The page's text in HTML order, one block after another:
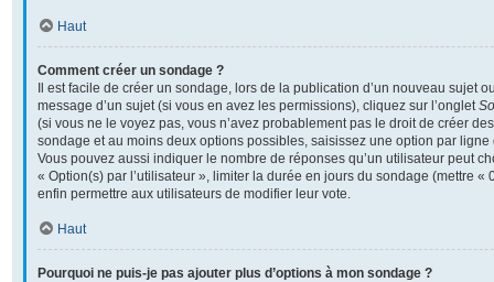
Haut
Comment créer un sondage ?
Il est facile de créer un sondage, lors de la publication d’un nouveau sujet
message d’un sujet (si vous en avez les permissions), cliquez sur l’onglet
(si vous ne le voyez pas, vous n’avez probablement pas le droit de créer
sondage et au moins deux options possibles, saisissez une option par
Vous pouvez aussi indiquer le nombre de réponses qu’un utilisateur peut
« Option(s) par l’utilisateur », limiter la durée en jours du sondage (mettre «
enfin permettre aux utilisateurs de modifier leur vote.
Haut
Pourquoi ne puis-je pas ajouter plus d’options à mon sondage ?